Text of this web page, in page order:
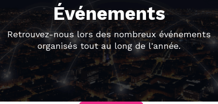
Événements
Retrouvez-nous lors des nombreux événements
organisés tout au long de l'année.